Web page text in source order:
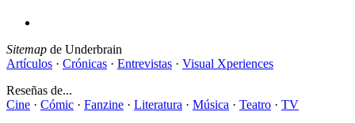
Sitemap de Underbrain
Artículos · Crónicas · Entrevistas · Visual Xperiences
Reseñas de...
Cine · Cómic · Fanzine · Literatura · Música · Teatro · TV